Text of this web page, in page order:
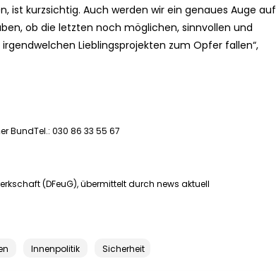
ist kurzsichtig. Auch werden wir ein genaues Auge auf
ob die letzten noch möglichen, sinnvollen und
Lieblingsprojekten zum Opfer fallen“,
BundTel.: 030 86 33 55 67
(DFeuG), übermittelt durch news aktuell
Innenpolitik Sicherheit